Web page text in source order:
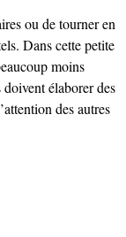
ou de tourner en
Dans cette petite
moins
doivent élaborer des
des autres